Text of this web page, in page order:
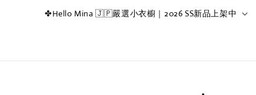
✤Hello Mina 🇯🇵嚴選小衣櫥｜2026 SS新品上架中